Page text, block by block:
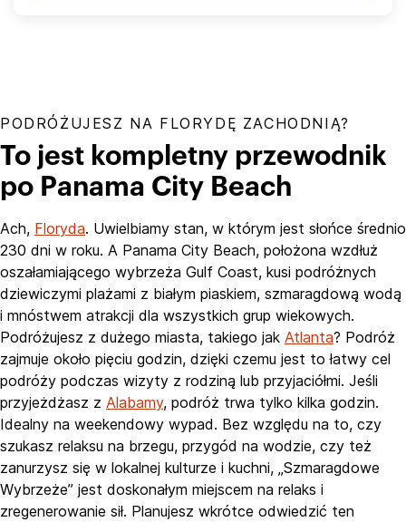
PODRÓŻUJESZ NA FLORYDĘ ZACHODNIĄ?
To jest kompletny przewodnik
po Panama City Beach
Ach, Floryda. Uwielbiamy stan, w którym jest słońce średnio
230 dni w roku. A Panama City Beach, położona wzdłuż
oszałamiającego wybrzeża Gulf Coast, kusi podróżnych
dziewiczymi plażami z białym piaskiem, szmaragdową wodą
i mnóstwem atrakcji dla wszystkich grup wiekowych.
Podróżujesz z dużego miasta, takiego jak Atlanta? Podróż
zajmuje około pięciu godzin, dzięki czemu jest to łatwy cel
podróży podczas wizyty z rodziną lub przyjaciółmi. Jeśli
przyjeżdżasz z Alabamy, podróż trwa tylko kilka godzin.
Idealny na weekendowy wypad. Bez względu na to, czy
szukasz relaksu na brzegu, przygód na wodzie, czy też
zanurzysz się w lokalnej kulturze i kuchni, „Szmaragdowe
Wybrzeże” jest doskonałym miejscem na relaks i
zregenerowanie sił. Planujesz wkrótce odwiedzić ten